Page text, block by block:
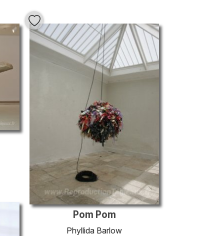
susciter des émotions. Plongez dans
Pom Pom
Phyllida Barlow